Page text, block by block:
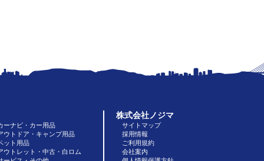
ーナビ・カー用品
ウトドア・キャンプ用品
ット用品
ウトレット・中古・白ロム
株式会社ノジマ
サイトマップ
採用情報
ご利用規約
会社案内